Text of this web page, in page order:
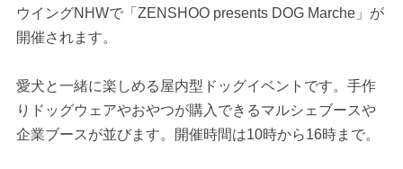
ウイングNHWで「ZENSHOO presents DOG Marche」が
開催されます。
愛犬と一緒に楽しめる屋内型ドッグイベントです。手作
りドッグウェアやおやつが購入できるマルシェブースや
企業ブースが並びます。開催時間は10時から16時まで。